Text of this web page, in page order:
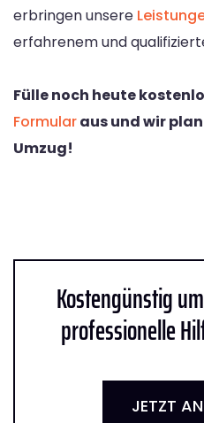
erbringen unsere
erfahrenem und
Fülle noch heute
Formularaus und wir
Umzug!
Kostengünstig
professionelle
JETZT